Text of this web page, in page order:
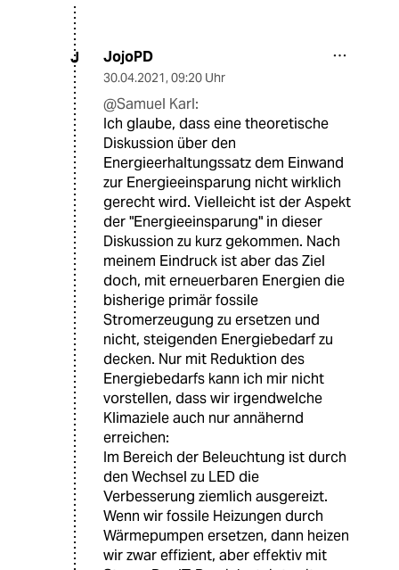
J JojoPD
30.04.2021, 09:20 Uhr
@Samuel Karl:
Ich glaube, dass eine theoretische
Diskussion über den
Energieerhaltungssatz dem Einwand
zur Energieeinsparung nicht wirklich
gerecht wird. Vielleicht ist der Aspekt
der "Energieeinsparung" in dieser
Diskussion zu kurz gekommen. Nach
meinem Eindruck ist aber das Ziel
doch, mit erneuerbaren Energien die
bisherige primär fossile
Stromerzeugung zu ersetzen und
nicht, steigenden Energiebedarf zu
decken. Nur mit Reduktion des
Energiebedarfs kann ich mir nicht
vorstellen, dass wir irgendwelche
Klimaziele auch nur annähernd
erreichen:
Im Bereich der Beleuchtung ist durch
den Wechsel zu LED die
Verbesserung ziemlich ausgereizt.
Wenn wir fossile Heizungen durch
Wärmepumpen ersetzen, dann heizen
wir zwar effizient, aber effektiv mit